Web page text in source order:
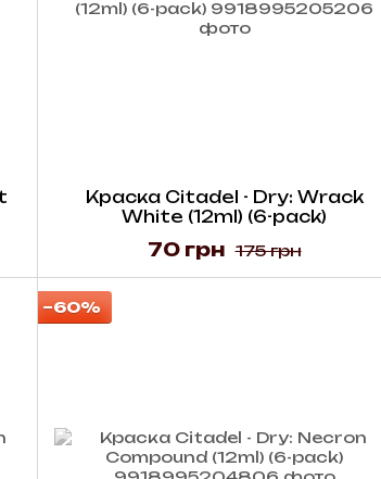
Краска Citadel - Dry: Wrack
White (12ml) (6-pack)
175 грн
70 грн
−60%